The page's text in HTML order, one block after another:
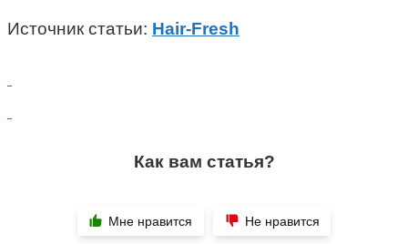
Источник статьи: Hair-Fresh
Как вам статья?
Мне нравится Не нравится